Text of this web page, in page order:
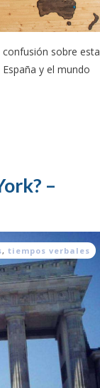
confusión sobre esta
y el mundo
–
, tiempos verbales